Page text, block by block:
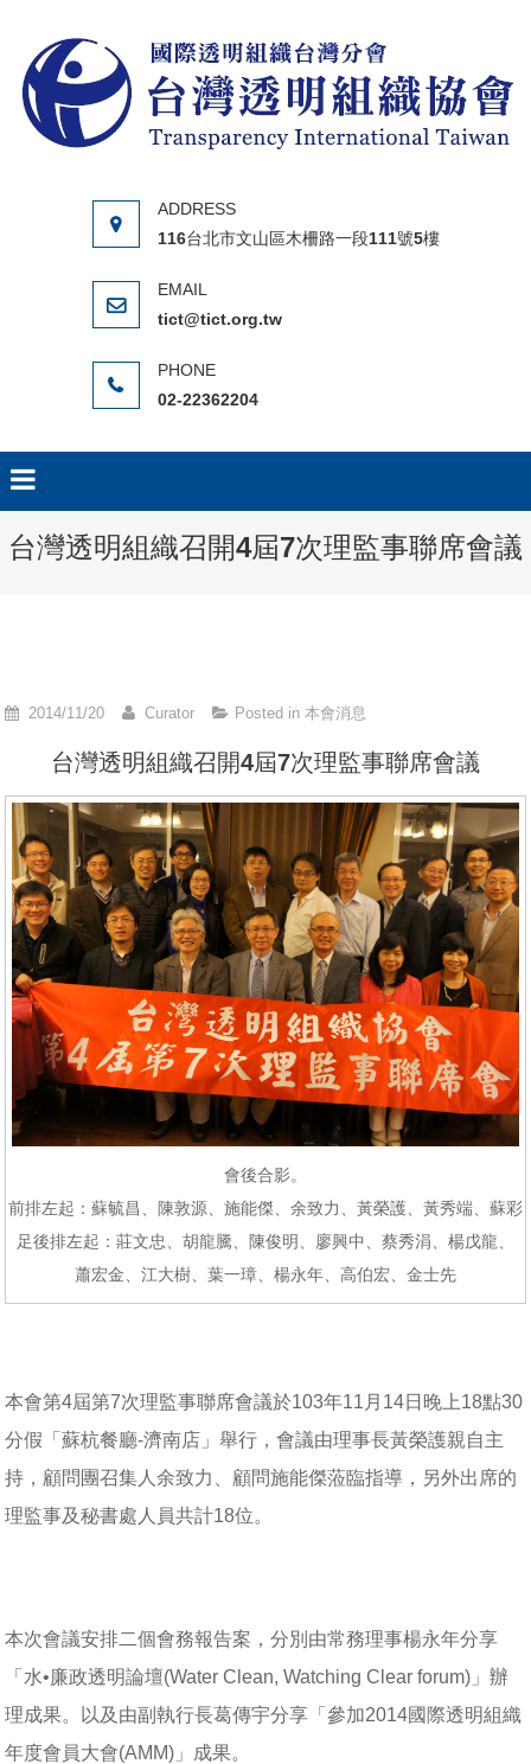
116台北市文山區木柵路一段111號5樓
tict@tict.org.tw
02-22362204
台灣透明組織召開4屆7次理監事聯席會議
2014/11/20 Curator Posted in本會消息
台灣透明組織召開4屆7次理監事聯席會議
會後合影。
前排左起：蘇毓昌、陳敦源、施能傑、余致力、黃榮護、黃秀端、蘇彩
足後排左起：莊文忠、胡龍騰、陳俊明、廖興中、蔡秀涓、楊戊龍、
蕭宏金、江大樹、葉一璋、楊永年、高伯宏、金士先
本會第4屆第7次理監事聯席會議於103年11月14日晚上18點30
分假「蘇杭餐廳-濟南店」舉行，會議由理事長黃榮護親自主
持，顧問團召集人余致力、顧問施能傑蒞臨指導，另外出席的
理監事及秘書處人員共計18位。
本次會議安排二個會務報告案，分別由常務理事楊永年分享
「水•廉政透明論壇(Water Clean, Watching Clear forum)」辦
理成果。以及由副執行長葛傳宇分享「參加2014國際透明組織
年度會員大會(AMM)」成果。